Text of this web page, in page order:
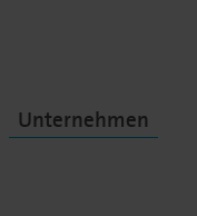
Unternehmen